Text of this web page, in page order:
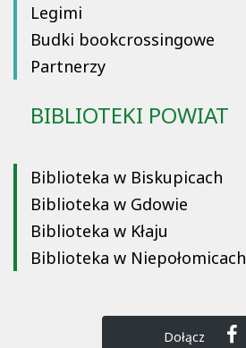
Legimi
Budki bookcrossingowe
Partnerzy
BIBLIOTEKI POWIAT
Biblioteka w Biskupicach
Biblioteka w Gdowie
Biblioteka w Kłaju
Biblioteka w Niepołomicach
Dołącz